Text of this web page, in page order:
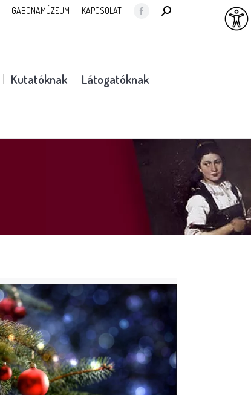
GABONAMÚZEUM KAPCSOLAT
Facebook
new
SEARCH:
Kutatóknak Látogatóknak